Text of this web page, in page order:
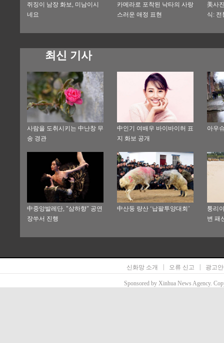
쥐징이 남장 화보, 미남이시
네요
카메라로 포착된 낙타의 사랑
스러운 애정 표현
美사
식: 전
최신 기사
사람을 도취시키는 中난창 무
송 경관
中인기 여배우 바이바이허 표
지 화보 공개
아우
中중앙발레단, "삼하향" 공연
장쑤서 진행
中산둥 량산 ‘납팔투양대회’
퉁리
변 패